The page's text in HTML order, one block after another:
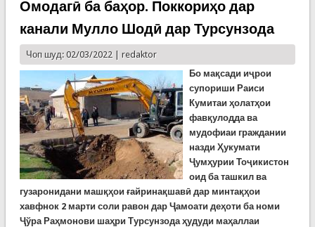
Омодагӣ ба баҳор. Поккориҳо дар
канали Мулло Шодӣ дар Турсунзода
Чоп шуд: 02/03/2022 | redaktor
Бо мақсади иҷрои
супориши Раиси
Кумитаи ҳолатҳои
фавқулодда ва
мудофиаи граждании
назди Ҳукумати
Ҷумҳурии Тоҷикистон
оид ба ташкил ва
гузаронидани машқҳои ғайринақшавӣ дар минтақҳои
хавфнок 2 марти соли равон дарҶамоати деҳоти ба номи
Ҷўра Раҳмонови шаҳри Турсунзода ҳудуди маҳаллаи